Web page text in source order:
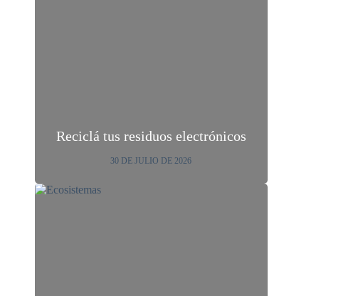
Reciclá tus residuos electrónicos
30 DE JULIO DE 2026